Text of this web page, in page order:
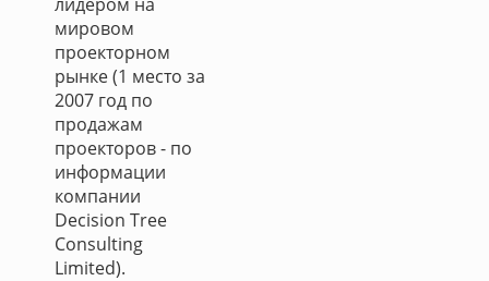
мировом
проекторном
рынке (1 место за
2007 год по
продажам
проекторов - по
информации
компании
Decision Tree
Consulting
Limited).